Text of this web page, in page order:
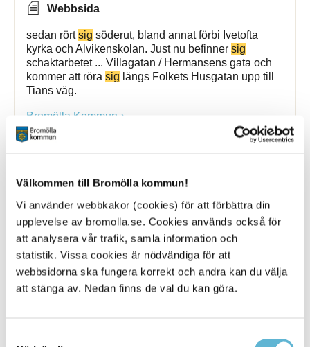
Välkommen till Bromölla kommun!
Vi använder webbkakor (cookies) för att förbättra din
upplevelse av bromolla.se. Cookies används också för
att analysera vår trafik, samla information och
statistik. Vissa cookies är nödvändiga för att
webbsidorna ska fungera korrekt och andra kan du välja
att stänga av. Nedan finns de val du kan göra.
Webbsida
sedan rörtsig söderut, bland annat förbi Ivetofta
kyrka och Alvikenskolan. Just nu befinner sig
schaktarbetet ... Villagatan / Hermansens gata och
kommer att röra sig längs Folkets Husgatan upp till
Tians väg.
Bromölla Kommun
Boendestöd - ordinär bostad
26 September 2025
Webbsida
Boendestöd kan erbjudas medborgare i Bromölla
kommun. Boendestöd riktar sig till dig ... medborgare
i Bromölla kommun. Boendestöd riktarsigtill dig